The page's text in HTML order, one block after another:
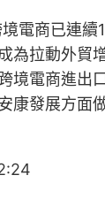
電商已連續
為拉動外貿
境電商進出
康發展方面